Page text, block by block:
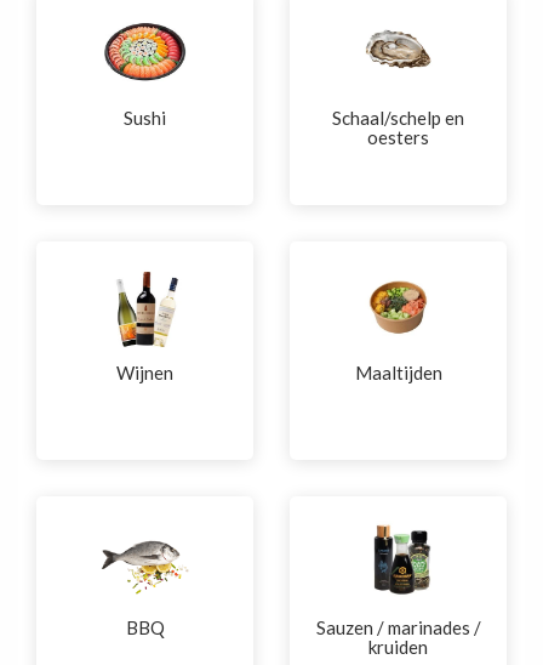
Sushi
Schaal/schelp en
oesters
Wijnen Maaltijden
BBQ
Sauzen / marinades /
kruiden